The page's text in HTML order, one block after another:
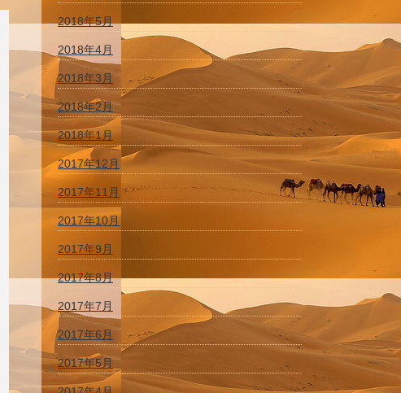
2018年5月
2018年4月
2018年3月
2018年2月
2018年1月
2017年12月
2017年11月
2017年10月
2017年9月
2017年8月
2017年7月
2017年6月
2017年5月